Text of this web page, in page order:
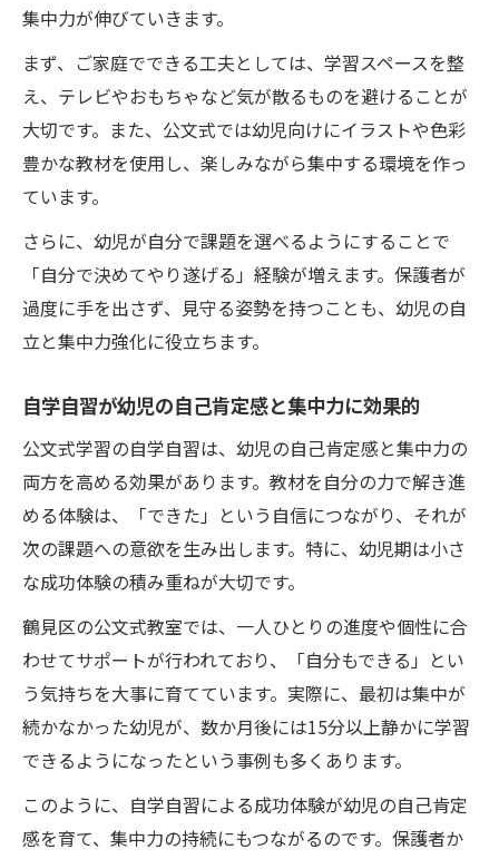
集中力が伸びていきます。
まず、ご家庭でできる工夫としては、学習スペースを整
え、テレビやおもちゃなど気が散るものを避けることが
大切です。また、公文式では幼児向けにイラストや色彩
豊かな教材を使用し、楽しみながら集中する環境を作っ
ています。
さらに、幼児が自分で課題を選べるようにすることで
「自分で決めてやり遂げる」経験が増えます。保護者が
過度に手を出さず、見守る姿勢を持つことも、幼児の自
立と集中力強化に役立ちます。
自学自習が幼児の自己肯定感と集中力に効果的
公文式学習の自学自習は、幼児の自己肯定感と集中力の
両方を高める効果があります。教材を自分の力で解き進
める体験は、「できた」という自信につながり、それが
次の課題への意欲を生み出します。特に、幼児期は小さ
な成功体験の積み重ねが大切です。
鶴見区の公文式教室では、一人ひとりの進度や個性に合
わせてサポートが行われており、「自分もできる」とい
う気持ちを大事に育てています。実際に、最初は集中が
続かなかった幼児が、数か月後には15分以上静かに学習
できるようになったという事例も多くあります。
このように、自学自習による成功体験が幼児の自己肯定
感を育て、集中力の持続にもつながるのです。保護者か